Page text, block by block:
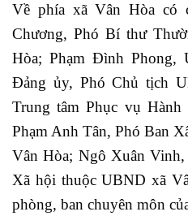
Về phía xã Vân Hòa có
Chương, Phó Bí thư
Hòa; Phạm Đình Phong,
Đảng ủy, Phó Chủ tịch
Trung tâm Phục vụ
Phạm Anh Tân, Phó Ban
Vân Hòa; Ngô Xuân
Xã hội thuộc UBND xã
phòng, ban chuyên môn